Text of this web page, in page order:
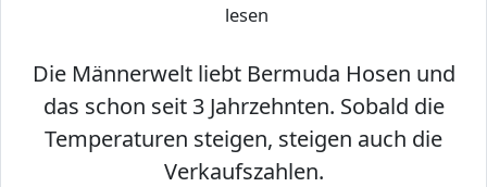
lesen
Die Männerwelt liebt Bermuda Hosen und
das schon seit 3 Jahrzehnten. Sobald die
Temperaturen steigen, steigen auch die
Verkaufszahlen.